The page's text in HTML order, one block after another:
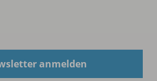
anmelden